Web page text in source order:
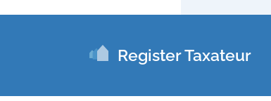
Register Taxateur